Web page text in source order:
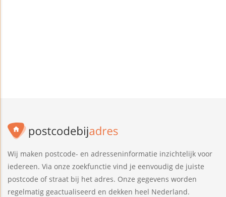
Wij maken postcode- en adresseninformatie inzichtelijk voor
iedereen. Via onze zoekfunctie vind je eenvoudig de juiste
postcode of straat bij het adres. Onze gegevens worden
regelmatig geactualiseerd en dekken heel Nederland.